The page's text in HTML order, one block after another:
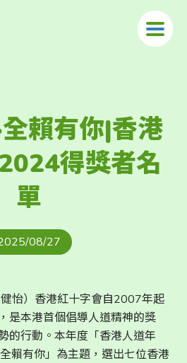
賴有你|香港
得獎者名
單
08/27
怡）香港紅十字會自2007年起
是本港首個倡導人道精神的獎
的行動。本年度「香港人道年
賴有你」為主題，選出七位香港